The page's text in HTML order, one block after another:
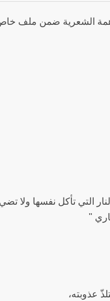
الشعرية ضمن ملف
التي تأكل نفسها ولا
"
عذوبته،